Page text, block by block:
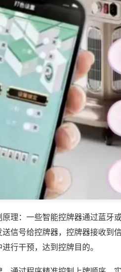
理：一些智能控牌器通过蓝牙
信号给控牌器，控牌器接收到
行干预，达到控牌目的。